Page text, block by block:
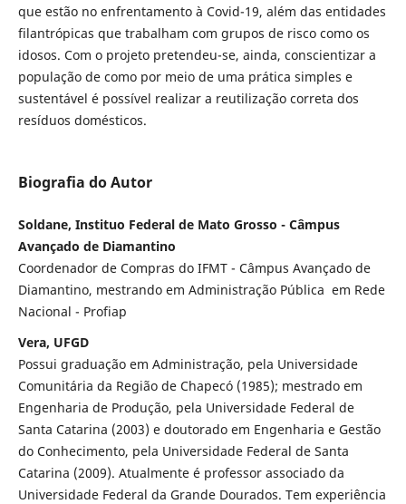
que estão no enfrentamento à Covid-19, além das entidades
filantrópicas que trabalham com grupos de risco como os
idosos. Com o projeto pretendeu-se, ainda, conscientizar a
população de como por meio de uma prática simples e
sustentável é possível realizar a reutilização correta dos
resíduos domésticos.
Biografia do Autor
Soldane, Instituo Federal de Mato Grosso - Câmpus
Avançado de Diamantino
Coordenador de Compras do IFMT - Câmpus Avançado de
Diamantino, mestrando em Administração Pública em Rede
Nacional - Profiap
Vera, UFGD
Possui graduação em Administração, pela Universidade
Comunitária da Região de Chapecó (1985); mestrado em
Engenharia de Produção, pela Universidade Federal de
Santa Catarina (2003) e doutorado em Engenharia e Gestão
do Conhecimento, pela Universidade Federal de Santa
Catarina (2009). Atualmente é professor associado da
Universidade Federal da Grande Dourados. Tem experiência